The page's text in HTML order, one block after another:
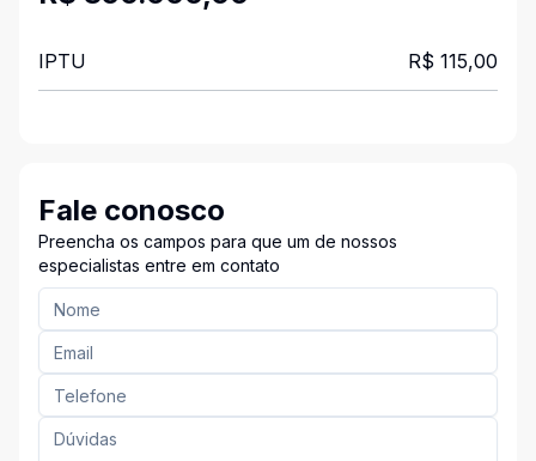
IPTU R$ 115,00
Fale conosco
Preencha os campos para que um de nossos
especialistas entre em contato